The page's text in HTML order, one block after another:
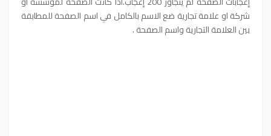
شركة او علامة تجارية ضع الاسم بالكامل في اسم الصفحة للمطابقة
بين العلامة التجارية واسم الصفحة .